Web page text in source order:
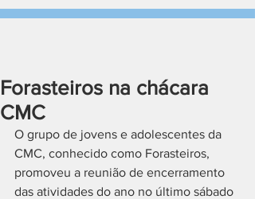
Forasteiros na chácara
CMC
O grupo de jovens e adolescentes da
CMC, conhecido como Forasteiros,
promoveu a reunião de encerramento
das atividades do ano no último sábado